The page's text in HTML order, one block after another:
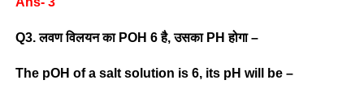
Q3. लवण विलयन का POH 6 है, उसका PH होगा –
The pOH of a salt solution is 6, its pH will be –